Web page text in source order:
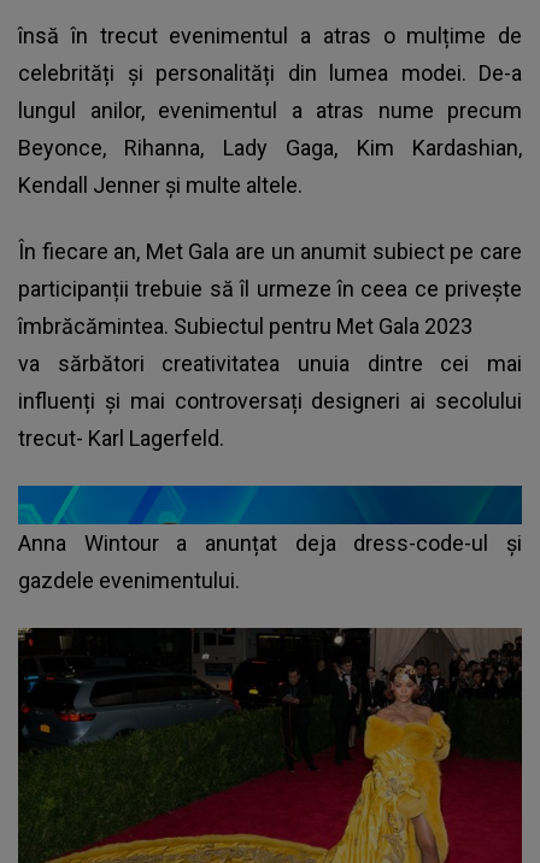
însă în trecut evenimentul a atras o mulțime de
celebrități și personalități din lumea modei. De-a
lungul anilor, evenimentul a atras nume precum
Beyonce, Rihanna, Lady Gaga, Kim Kardashian,
Kendall Jenner și multe altele.
În fiecare an, Met Gala are un anumit subiect pe care
participanții trebuie să îl urmeze în ceea ce privește
îmbrăcămintea. Subiectul pentru Met Gala 2023
va sărbători creativitatea unuia dintre cei mai
influenți și mai controversați designeri ai secolului
trecut- Karl Lagerfeld.
Anna Wintour a anunțat deja dress-code-ul și
gazdele evenimentului.